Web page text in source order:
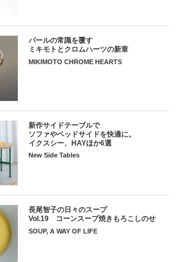
パールの常識を覆す
ミキモトとクロムハーツの新章
MIKIMOTO CHROME HEARTS
新作サイドテーブルで
ソファやベッドサイドを快適に。
イクスシー、HAYほか6選
New Side Tables
長尾智子の日々のスープ
Vol.19 コーンスープ焼きもろこしのせ
SOUP, A WAY OF LIFE